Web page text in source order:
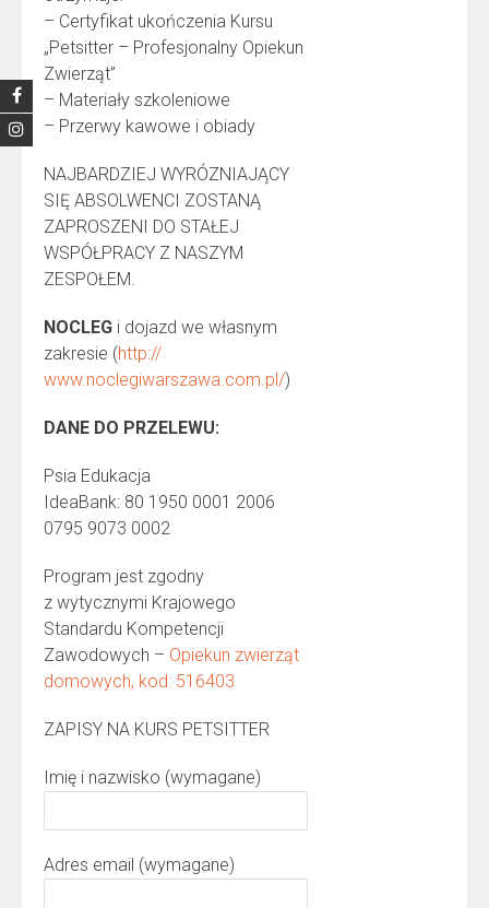
– Certyfikat ukończenia Kursu
„Petsitter – Profesjonalny Opiekun
Zwierząt”
– Materiały szkoleniowe
– Przerwy kawowe i obiady
NAJBARDZIEJ WYRÓZNIAJĄCY
SIĘ ABSOLWENCI ZOSTANĄ
ZAPROSZENI DO STAŁEJ
WSPÓŁPRACY Z NASZYM
ZESPOŁEM.
NOCLEG i dojazd we własnym
zakresie (http://
www.noclegiwarszawa.com.pl/)
DANE DO PRZELEWU:
Psia Edukacja
IdeaBank: 80 1950 0001 2006
0795 9073 0002
Program jest zgodny
z wytycznymi Krajowego
Standardu Kompetencji
Zawodowych – Opiekun zwierząt
domowych, kod: 516403
ZAPISY NA KURS PETSITTER
Imię i nazwisko (wymagane)
Adres email (wymagane)